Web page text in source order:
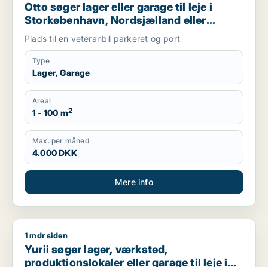
Otto søger lager eller garage til leje i
Storkøbenhavn, Nordsjælland eller
Region Sjælland
Plads til en veteranbil parkeret og port
Type
Lager, Garage
Areal
1 - 100 m2
Max. per måned
4.000 DKK
Mere info
Yurii søger lager, værksted, produktionslokaler eller garage
1 mdr siden
Yurii søger lager, værksted,
produktionslokaler eller garage til leje i